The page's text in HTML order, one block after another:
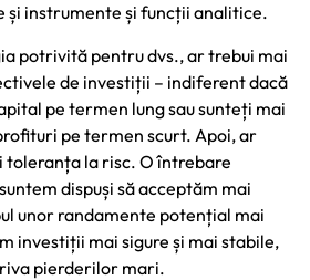
și instrumente și funcții analitice.
potrivită pentru dvs., ar trebui mai
de investiții – indiferent dacă
pe termen lung sau sunteți mai
pe termen scurt. Apoi, ar
toleranța la risc. O întrebare
dispuși să acceptăm mai
unor randamente potențial mai
investiții mai sigure și mai stabile,
pierderilor mari.